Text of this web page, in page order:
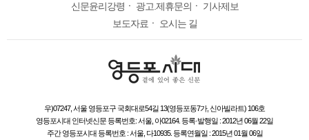
신문윤리강령 ㆍ 광고.제휴문의 ㆍ 기사제보
보도자료ㆍ 오시는 길
우)07247, 서울 영등포구 국회대로54길 13(영등포동7가, 신아빌라트) 106호
영등포시대 인터넷신문 등록번호: 서울, 아02164. 등록·발행일 : 2012년 06월 22일
주간 영등포시대 등록번호 : 서울, 다10935. 등록연월일 : 2015년 01월 06일